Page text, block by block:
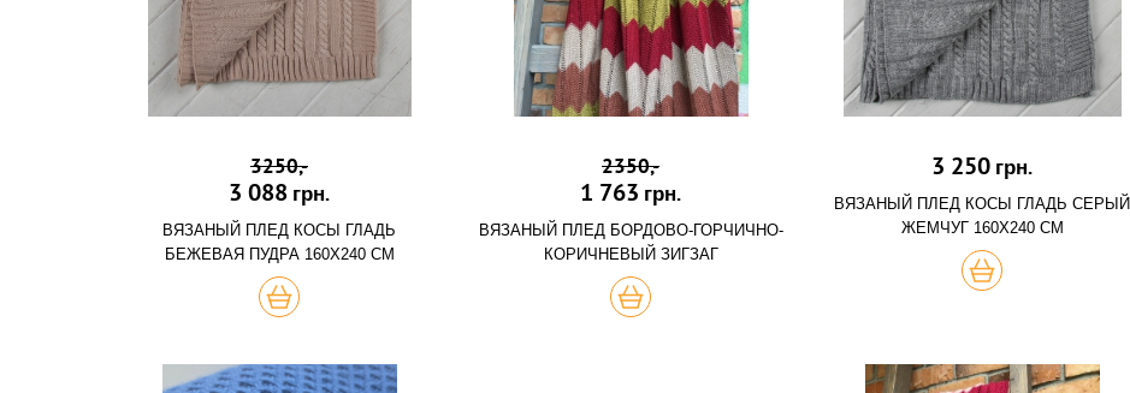
3250,-
3 088 грн.
ВЯЗАНЫЙ ПЛЕД КОСЫ ГЛАДЬ
БЕЖЕВАЯ ПУДРА 160Х240 СМ
ХОЧУ
2350,-
1 763 грн.
ВЯЗАНЫЙ ПЛЕД БОРДОВО-ГОРЧИЧНО-
КОРИЧНЕВЫЙ ЗИГЗАГ
ХОЧУ
3 250 грн.
ВЯЗАНЫЙ ПЛЕД КОСЫ ГЛАДЬ СЕРЫЙ
ЖЕМЧУГ 160Х240 СМ
ХОЧУ